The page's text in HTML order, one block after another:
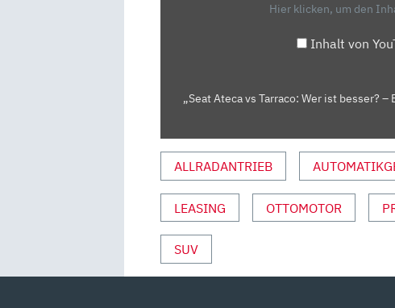
AUTO
MOTOR
UND
SPORT“
VON
YOUTUBE
ANZEIGEN
Hier klicken, um den
Inhalt von
„Seat Ateca vs Tarraco: Wer ist besser?
ALLRADANTRIEB
LEASING OTTOMOTOR
SUV